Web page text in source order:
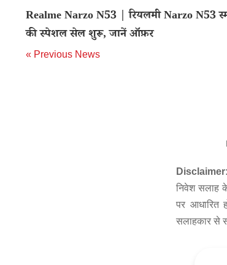
Realme Narzo N53 | रियलमी Narzo N53
की स्पेशल सेल शुरू, जानें ऑफ़र
« Previous News
Disclaimer:
निवेश सलाह
पर आधारित
सलाहकार से